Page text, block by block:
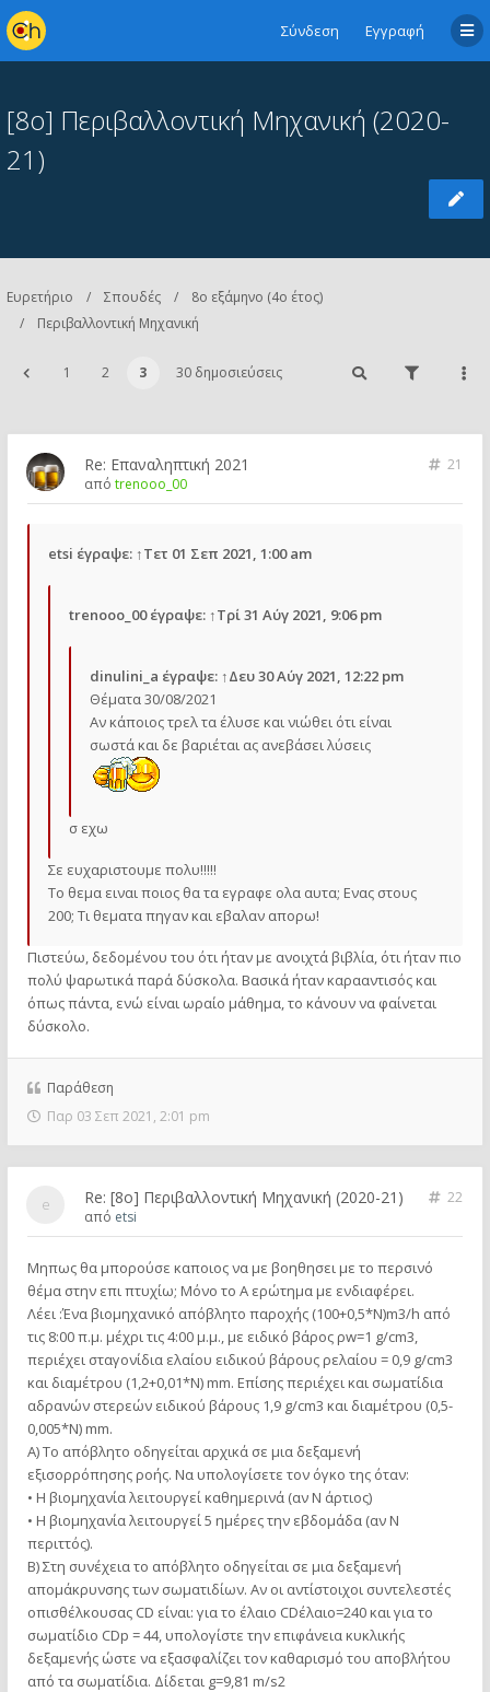
Σύνδεση Εγγραφή
[8o] Περιβαλλοντική Μηχανική (2020-
21)
Ευρετήριο Σπουδές
8ο εξάμηνο (4ο έτος)
Περιβαλλοντική Μηχανική
1 2 3 30 δημοσιεύσεις
Re: Επαναληπτική 2021
21
από trenooo_00
etsi έγραψε: ↑Τετ 01 Σεπ 2021, 1:00 am
trenooo_00έγραψε: ↑Τρί 31 Αύγ 2021, 9:06 pm
dinulini_a έγραψε: ↑Δευ 30 Αύγ 2021, 12:22 pm
Θέματα 30/08/2021
Αν κάποιος τρελ τα έλυσε και νιώθει ότι είναι
σωστά και δε βαριέται ας ανεβάσει λύσεις
σ εχω
Σε ευχαριστουμε πολυ!!!!!
Το θεμα ειναι ποιος θα τα εγραφε ολα αυτα; Ενας στους
200; Τι θεματα πηγαν και εβαλαν απορω!
Πιστεύω, δεδομένου του ότι ήταν με ανοιχτά βιβλία, ότι ήταν πιο
πολύ ψαρωτικά παρά δύσκολα. Βασικά ήταν καρααντισός και
όπως πάντα, ενώ είναι ωραίο μάθημα, το κάνουν να φαίνεται
δύσκολο.
Παράθεση
Παρ 03 Σεπ 2021, 2:01 pm
Re: [8o] Περιβαλλοντική Μηχανική (2020-21)
22
από etsi
Μηπως θα μπορούσε καποιος να με βοηθησει με το περσινό
θέμα στην επι πτυχίω; Μόνο το Α ερώτημα με ενδιαφέρει.
Λέει :Ένα βιομηχανικό απόβλητο παροχής (100+0,5*Ν)m3/h από
τις 8:00 π.μ. μέχρι τις 4:00 μ.μ., με ειδικό βάρος ρw=1 g/cm3,
περιέχει σταγονίδια ελαίου ειδικού βάρους ρελαίου = 0,9 g/cm3
και διαμέτρου (1,2+0,01*N) mm. Επίσης περιέχει και σωματίδια
αδρανών στερεών ειδικού βάρους 1,9 g/cm3 και διαμέτρου (0,5-
0,005*N) mm.
Α) Το απόβλητο οδηγείται αρχικά σε μια δεξαμενή
εξισορρόπησης ροής. Να υπολογίσετε τον όγκο της όταν:
• Η βιομηχανία λειτουργεί καθημερινά (αν Ν άρτιος)
• Η βιομηχανία λειτουργεί 5 ημέρες την εβδομάδα (αν Ν
περιττός).
Β) Στη συνέχεια το απόβλητο οδηγείται σε μια δεξαμενή
απομάκρυνσης των σωματιδίων. Αν οι αντίστοιχοι συντελεστές
οπισθέλκουσας CD είναι: για το έλαιο CDέλαιο=240 και για το
σωματίδιο CDp = 44, υπολογίστε την επιφάνεια κυκλικής
δεξαμενής ώστε να εξασφαλίζει τον καθαρισμό του αποβλήτου
από τα σωματίδια. Δίδεται g=9,81 m/s2